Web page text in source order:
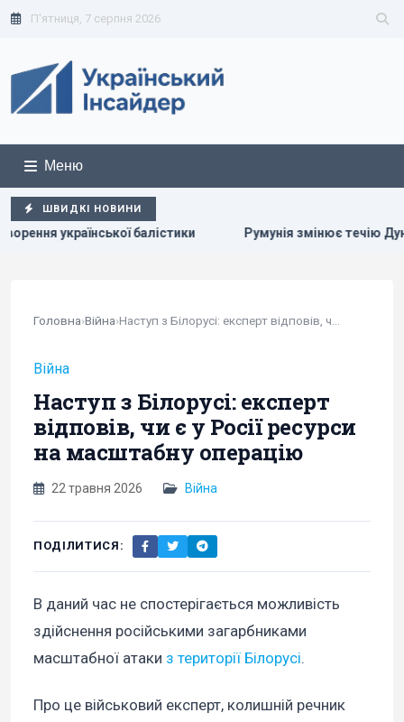
П'ятниця, 7 серпня 2026
Меню
ШВИДКІ НОВИНИ
Румунія змінює течію Дунаю: для чого вона це
Головна›Війна›
Війна
Наступ з Білорусі: експерт
відповів, чи є у Росії ресурси
на масштабну операцію
22 травня 2026 Війна
ПОДІЛИТИСЯ:
В даний час не спостерігається можливість
здійснення російськими загарбниками
масштабної атаки з території Білорусі.
Про це військовий експерт, колишній речник